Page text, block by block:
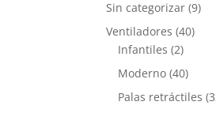
Sin categorizar (9)
Ventiladores (40)
Infantiles (2)
Moderno (40)
Palas retráctiles